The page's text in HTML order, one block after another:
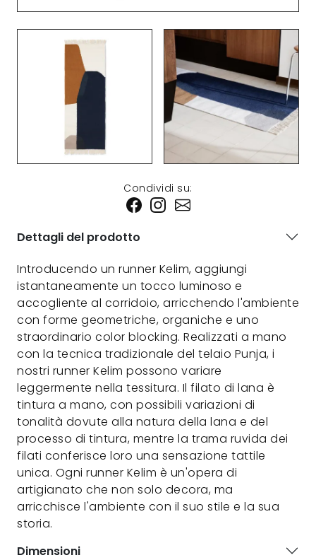
Condividi su:
Dettagli del prodotto
Introducendo un runner Kelim, aggiungi
istantaneamente un tocco luminoso e
accogliente al corridoio, arricchendo l'ambiente
con forme geometriche, organiche e uno
straordinario color blocking. Realizzati a mano
con la tecnica tradizionale del telaio Punja, i
nostri runner Kelim possono variare
leggermente nella tessitura. Il filato di lana è
tintura a mano, con possibili variazioni di
tonalità dovute alla natura della lana e del
processo di tintura, mentre la trama ruvida dei
filati conferisce loro una sensazione tattile
unica. Ogni runner Kelim è un'opera di
artigianato che non solo decora, ma
arricchisce l'ambiente con il suo stile e la sua
storia.
Dimensioni